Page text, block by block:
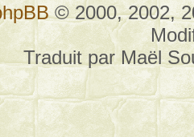
© 2000, 2002,
Traduit par Maël